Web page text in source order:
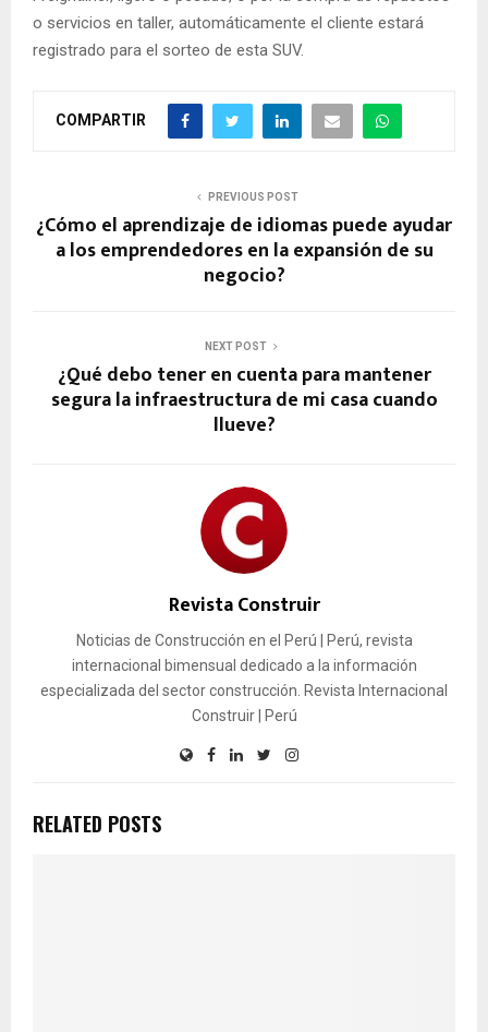
o servicios en taller, automáticamente el cliente estará
registrado para el sorteo de esta SUV.
COMPARTIR
PREVIOUS POST
¿Cómo el aprendizaje de idiomas puede ayudar
a los emprendedores en la expansión de su
negocio?
NEXT POST
¿Qué debo tener en cuenta para mantener
segura la infraestructura de mi casa cuando
llueve?
Revista Construir
Noticias de Construcción en el Perú | Perú, revista
internacional bimensual dedicado a la información
especializada del sector construcción. Revista Internacional
Construir | Perú
RELATED POSTS